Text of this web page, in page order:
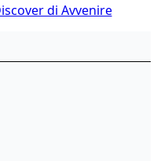
di Avvenire